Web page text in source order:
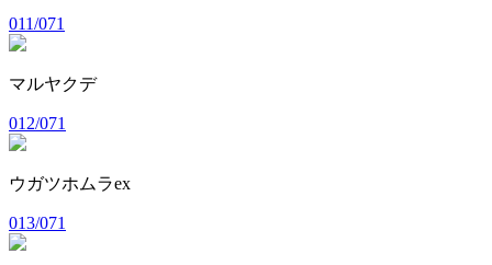
011/071
マルヤクデ
012/071
ウガツホムラex
013/071